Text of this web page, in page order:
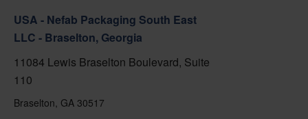
USA - Nefab Packaging South East
LLC - Braselton, Georgia
11084 Lewis Braselton Boulevard, Suite
110
Braselton, GA 30517